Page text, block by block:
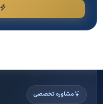
مشاوره تخصصی